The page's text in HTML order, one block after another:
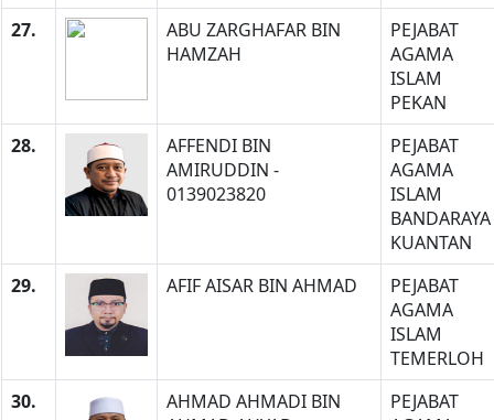
27.
ABU ZARGHAFAR BIN
HAMZAH
PEJABAT
AGAMA
ISLAM
PEKAN
28.
AFFENDI BIN
AMIRUDDIN -
0139023820
PEJABAT
AGAMA
ISLAM
BANDARAYA
KUANTAN
29.
AFIF AISAR BIN AHMAD
PEJABAT
AGAMA
ISLAM
TEMERLOH
30.
AHMAD AHMADI BIN
PEJABAT